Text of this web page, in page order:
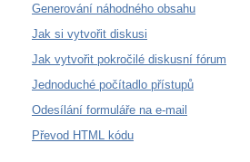
Generování náhodného obsahu
Jak si vytvořit diskusi
Jak vytvořit pokročilé diskusní fórum
Jednoduché počítadlo přístupů
Odesílání formuláře na e-mail
Převod HTML kódu